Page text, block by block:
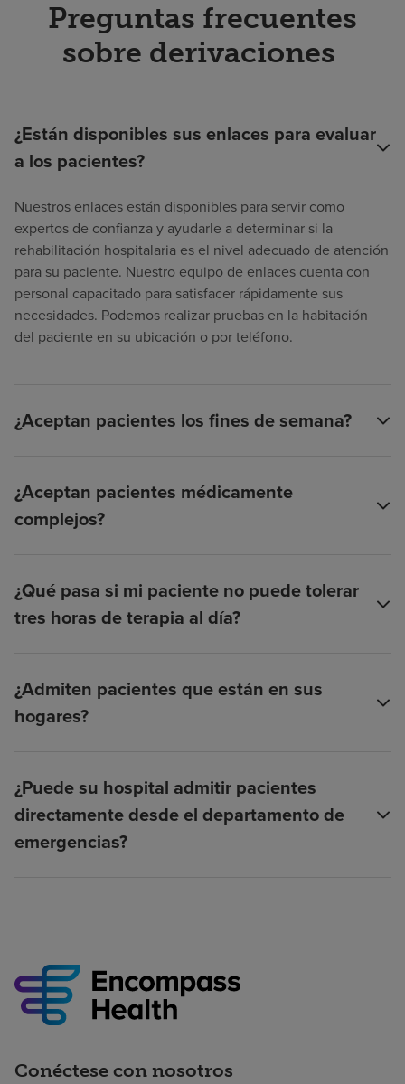
Preguntas frecuentes
sobre derivaciones
¿Están disponibles sus enlaces para evaluar
a los pacientes?
Nuestros enlaces están disponibles para servir como
expertos de confianza y ayudarle a determinar si la
rehabilitación hospitalaria es el nivel adecuado de atención
para su paciente. Nuestro equipo de enlaces cuenta con
personal capacitado para satisfacer rápidamente sus
necesidades. Podemos realizar pruebas en la habitación
del paciente en su ubicación o por teléfono.
¿Aceptan pacientes los fines de semana?
¿Aceptan pacientes médicamente
complejos?
¿Qué pasa si mi paciente no puede tolerar
tres horas de terapia al día?
¿Admiten pacientes que están en sus
hogares?
¿Puede su hospital admitir pacientes
directamente desde el departamento de
emergencias?
Conéctese con nosotros